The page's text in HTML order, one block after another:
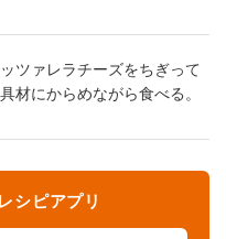
ツァレラチーズをちぎって
材にからめながら食べる。
シピアプリ